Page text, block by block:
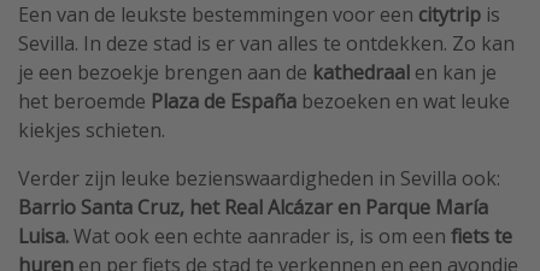
Een van de leukste bestemmingen voor een citytrip is
Sevilla. In deze stad is er van alles te ontdekken. Zo kan
je een bezoekje brengen aan de kathedraal en kan je
het beroemde Plaza de España bezoeken en wat leuke
kiekjes schieten.
Verder zijn leuke bezienswaardigheden in Sevilla ook:
Barrio Santa Cruz, het Real Alcázar en Parque María
Luisa.Wat ook een echte aanrader is, is om een fiets te
huren en per fiets de stad te verkennen en een avondje